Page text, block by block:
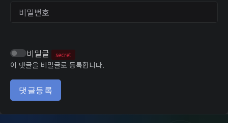
비밀번호
비밀글 secret
이 댓글을 비밀글로 등록합니다.
댓글등록